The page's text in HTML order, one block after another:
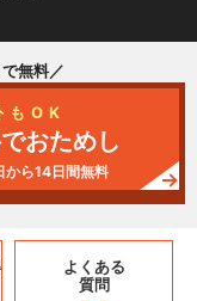
で無料／
もOK
おためし
から14日間無料
よくある
質問